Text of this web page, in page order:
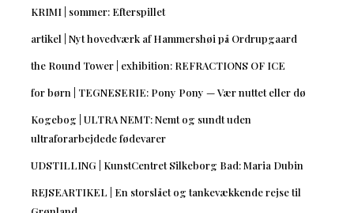
KRIMI | sommer: Efterspillet
artikel | Nyt hovedværk af Hammershøi på Ordrupgaard
the Round Tower | exhibition: REFRACTIONS OF ICE
for børn | TEGNESERIE: Pony Pony — Vær nuttet eller dø
Kogebog | ULTRA NEMT: Nemt og sundt uden
ultraforarbejdede fødevarer
UDSTILLING | KunstCentret Silkeborg Bad: Maria Dubin
REJSEARTIKEL | En storslået og tankevækkende rejse til